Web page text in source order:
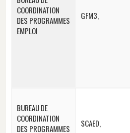
COORDINATION
DES PROGRAMMES
EMPLOI
GFM3,
BUREAU DE
COORDINATION
DES PROGRAMMES
SCAED,